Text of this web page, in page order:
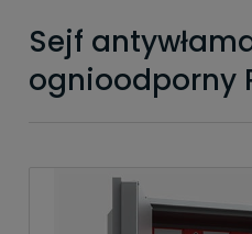
Sejf
ognioodporny